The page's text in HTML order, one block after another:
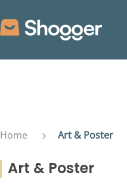
Home Art & Poster
Art & Poster